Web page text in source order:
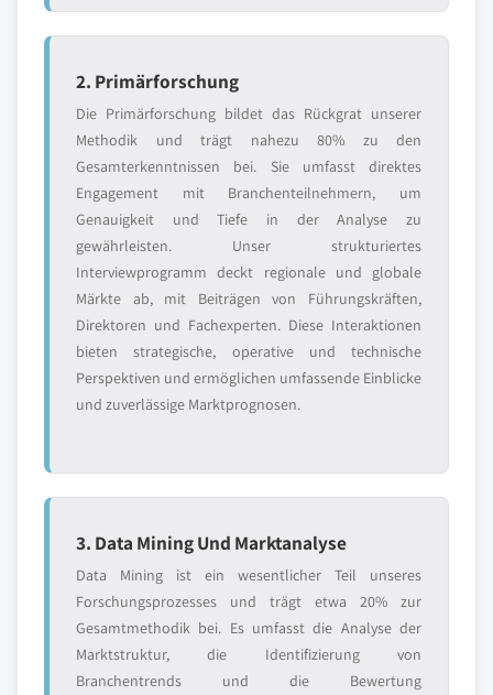
2. Primärforschung
Die Primärforschung bildet das Rückgrat unserer
Methodik und trägt nahezu 80% zu den
Gesamterkenntnissen bei. Sie umfasst direktes
Engagement mit Branchenteilnehmern, um
Genauigkeit und Tiefe in der Analyse zu
gewährleisten. Unser strukturiertes
Interviewprogramm deckt regionale und globale
Märkte ab, mit Beiträgen von Führungskräften,
Direktoren und Fachexperten. Diese Interaktionen
bieten strategische, operative und technische
Perspektiven und ermöglichen umfassende Einblicke
und zuverlässige Marktprognosen.
3. Data Mining Und Marktanalyse
Data Mining ist ein wesentlicher Teil unseres
Forschungsprozesses und trägt etwa 20% zur
Gesamtmethodik bei. Es umfasst die Analyse der
Marktstruktur, die Identifizierung von
Branchentrends und die Bewertung